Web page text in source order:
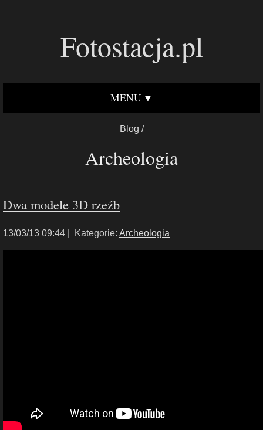
Fotostacja.pl
MENU
Blog /
Archeologia
Dwa modele 3D rzeźb
13/03/13 09:44 | Kategorie: Archeologia